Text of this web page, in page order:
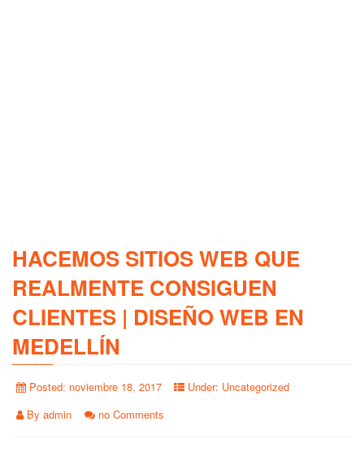
HACEMOS SITIOS WEB QUE
REALMENTE CONSIGUEN
CLIENTES | DISEÑO WEB EN
MEDELLÍN
Posted: noviembre 18, 2017 Under: Uncategorized
By admin no Comments